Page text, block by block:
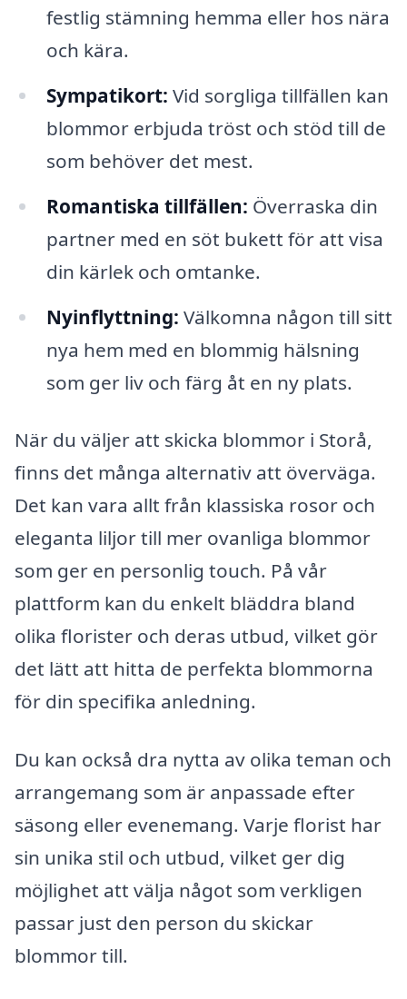
festlig stämning hemma eller hos nära
och kära.
Sympatikort: Vid sorgliga tillfällen kan
blommor erbjuda tröst och stöd till de
som behöver det mest.
Romantiska tillfällen: Överraska din
partner med en söt bukett för att visa
din kärlek och omtanke.
Nyinflyttning: Välkomna någon till sitt
nya hem med en blommig hälsning
som ger liv och färg åt en ny plats.
När du väljer att skicka blommor i Storå,
finns det många alternativ att överväga.
Det kan vara allt från klassiska rosor och
eleganta liljor till mer ovanliga blommor
som ger en personlig touch. På vår
plattform kan du enkelt bläddra bland
olika florister och deras utbud, vilket gör
det lätt att hitta de perfekta blommorna
för din specifika anledning.
Du kan också dra nytta av olika teman och
arrangemang som är anpassade efter
säsong eller evenemang. Varje florist har
sin unika stil och utbud, vilket ger dig
möjlighet att välja något som verkligen
passar just den person du skickar
blommor till.